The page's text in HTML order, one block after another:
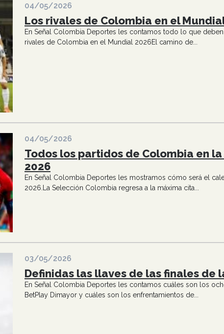
04/05/2026
Los rivales de Colombia en el
En Señal Colombia Deportes les contamos todo lo que
rivales de Colombia en el Mundial 2026El camino de...
04/05/2026
Todos los partidos de Colombia en
2026
En Señal Colombia Deportes les mostramos cómo será el
2026.La Selección Colombia regresa a la máxima cita...
03/05/2026
Definidas las llaves de las finales de
En Señal Colombia Deportes les contamos cuáles son los
BetPlay Dimayor y cuáles son los enfrentamientos de...